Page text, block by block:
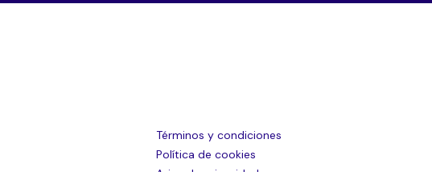
Términos y condiciones
Política de cookies